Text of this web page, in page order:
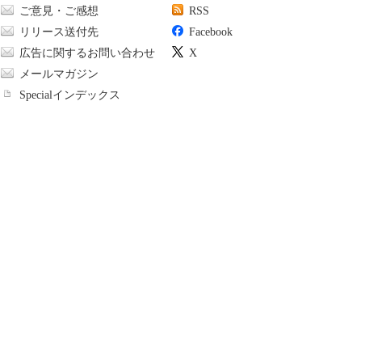
ご意見・ご感想
リリース送付先
広告に関するお問い合わせ
メールマガジン
Specialインデックス
RSS
Facebook
X